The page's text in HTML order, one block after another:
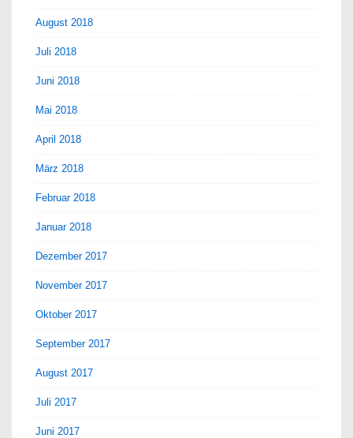
August 2018
Juli 2018
Juni 2018
Mai 2018
April 2018
März 2018
Februar 2018
Januar 2018
Dezember 2017
November 2017
Oktober 2017
September 2017
August 2017
Juli 2017
Juni 2017